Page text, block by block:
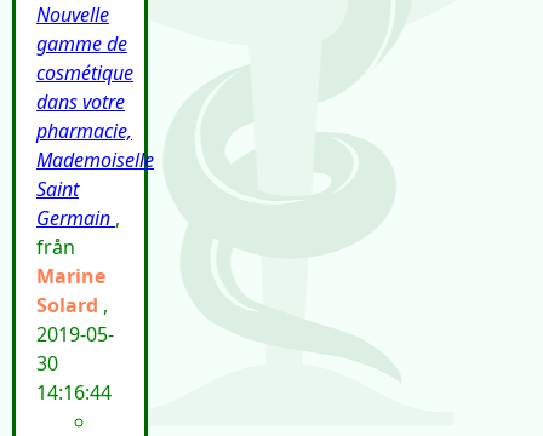
Nouvelle
gamme de
cosmétique
dans votre
pharmacie,
Mademoiselle
Saint
Germain ,
från
Marine
Solard ,
2019-05-
30
14:16:44